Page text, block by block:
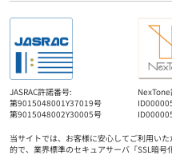
JASRAC許諾番号:
第9015048001Y37019号
第9015048002Y30005号
当サイトでは、お客様に安心してご利用い
的で、業界標準のセキュアサーバ「SSL暗号